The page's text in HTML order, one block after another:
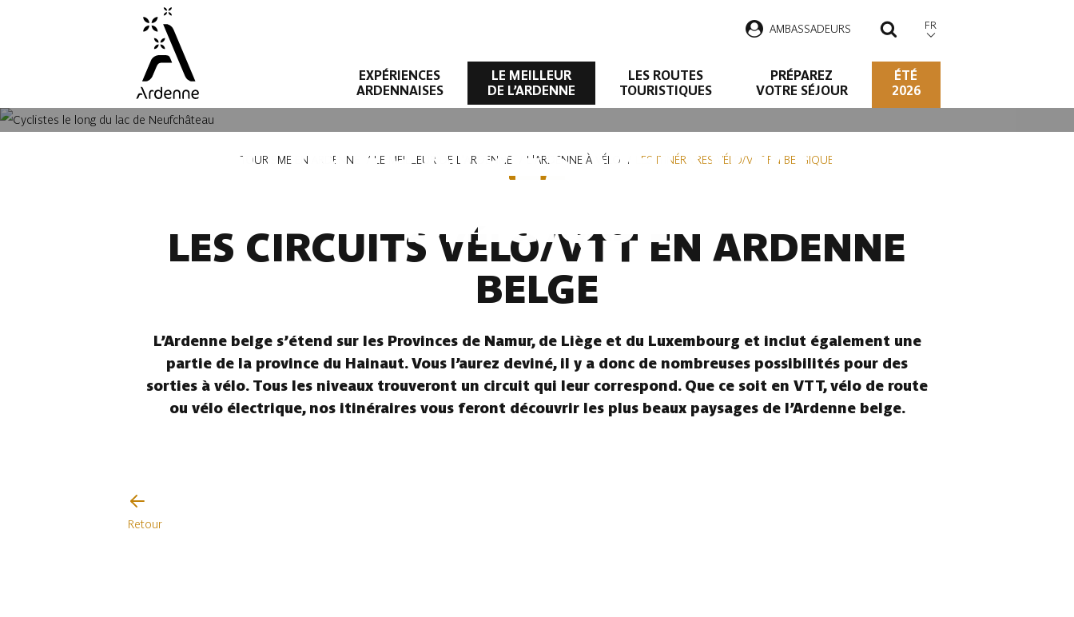
AMBASSADEURS RECHERCHER
FR
EXPÉRIENCES
ARDENNAISES
LE MEILLEUR
DE L’ARDENNE
LES ROUTES
TOURISTIQUES
PRÉPAREZ
VOTRE SÉJOUR
ÉTÉ
2026
LES ITINÉRAIRES VÉLO/VTT EN
BELGIQUE
TOURISME EN ARDENNE LE MEILLEUR DE L'ARDENNE L'ARDENNE À VÉLO LES ITINÉRAIRES VÉLO/VTT EN BELGIQUE
LES CIRCUITS VÉLO/VTT EN ARDENNE
BELGE
L’Ardenne belge s’étend sur les Provinces de Namur, de Liège et du Luxembourg et inclut également une
partie de la province du Hainaut. Vous l’aurez deviné, il y a donc de nombreuses possibilités pour des
sorties à vélo. Tous les niveaux trouveront un circuit qui leur correspond. Que ce soit en VTT, vélo de route
ou vélo électrique, nos itinéraires vous feront découvrir les plus beaux paysages de l’Ardenne belge.
Retour